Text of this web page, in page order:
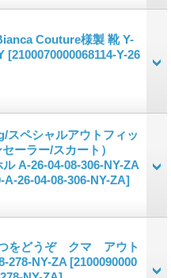
Couture様製 靴 Y-
[2100070000068114-Y-26
ペシャルアウトフィッ
ーラー/スカート）
A-26-04-08-306-NY-ZA
A-26-04-08-306-NY-ZA]
をどうぞ クマ アウト
278-NY-ZA [2100090000